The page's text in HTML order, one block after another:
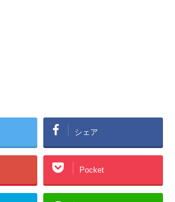
シェア
Pocket